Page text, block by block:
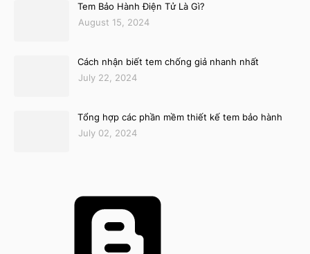
Tem Bảo Hành Điện Tử Là Gì?
August 15, 2024
Cách nhận biết tem chống giả nhanh nhất
July 22, 2024
Tổng hợp các phần mềm thiết kế tem bảo hành
July 02, 2024